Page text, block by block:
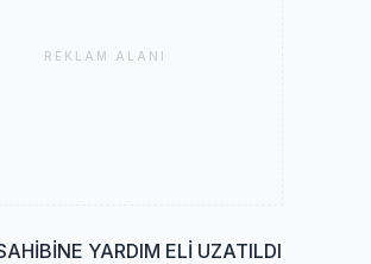
REKLAM ALANI
YARDIM ELİ UZATILDI